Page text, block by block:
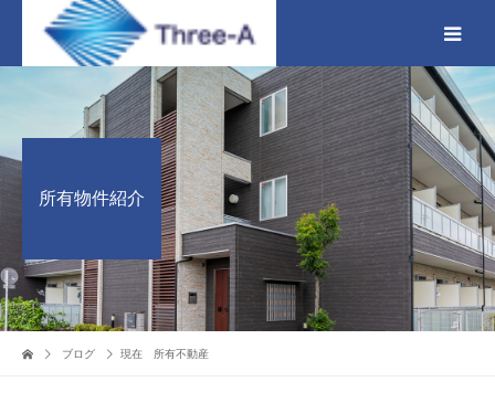
所有物件紹介
ブログ 現在 所有不動産